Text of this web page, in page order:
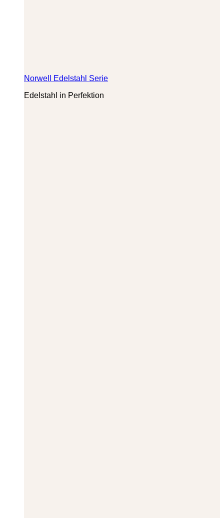
Norwell Edelstahl Serie
Edelstahl in Perfektion